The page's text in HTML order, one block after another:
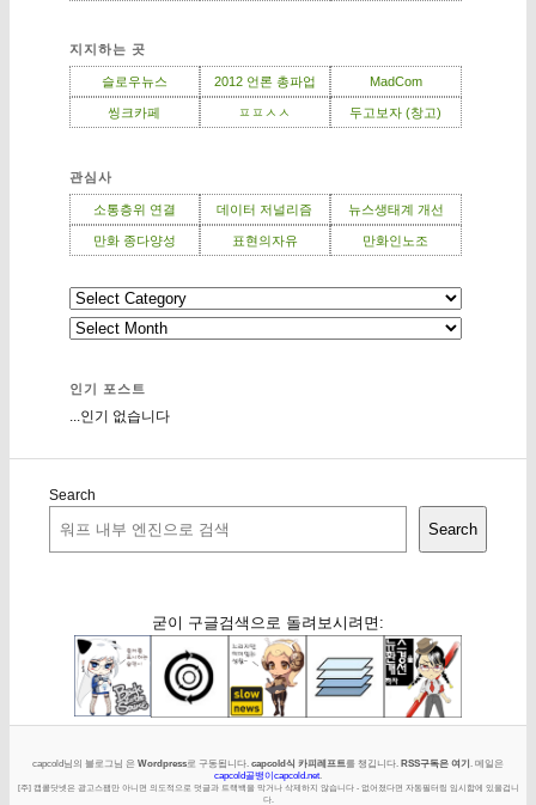
지지하는 곳
슬로우뉴스 2012 언론 총파업 MadCom
씽크카페 ㅍㅍㅅㅅ 두고보자 (창고)
관심사
소통층위 연결 데이터 저널리즘 뉴스생태계 개선
만화 종다양성 표현의자유 만화인노조
인기 포스트
...인기 없습니다
Search
Search
굳이 구글검색으로 돌려보시려면:
capcold님의 블로그님 은 Wordpress로 구동됩니다. capcold식 카피레프트를 챙깁니다. RSS구독은 여기. 메일은
capcold골뱅이capcold.net.
[주] 캡콜닷넷은 광고스팸만 아니면 의도적으로 덧글과 트랙백을 막거나 삭제하지 않습니다 - 없어졌다면 자동필터링 임시함에 있을겁니
다.